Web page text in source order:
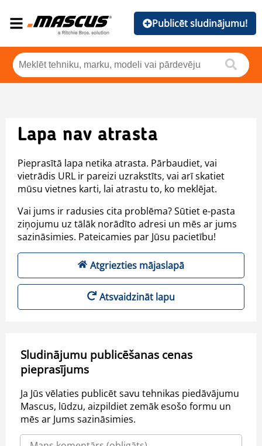
Publicēt sludinājumu!
Lapa nav atrasta
Pieprasītā lapa netika atrasta. Pārbaudiet, vai
vietrādis URL ir pareizi uzrakstīts, vai arī skatiet
mūsu vietnes karti, lai atrastu to, ko meklējat.
Vai jums ir radusies cita problēma? Sūtiet e-pasta
ziņojumu uz tālāk norādīto adresi un mēs ar jums
sazināsimies. Pateicamies par Jūsu pacietību!
Atgriezties mājaslapā
Atsvaidzināt lapu
Sludinājumu publicēšanas cenas
pieprasījums
Ja Jūs vēlaties publicēt savu tehnikas piedāvājumu
Mascus, lūdzu, aizpildiet zemāk esošo formu un
mēs ar Jums sazināsimies.